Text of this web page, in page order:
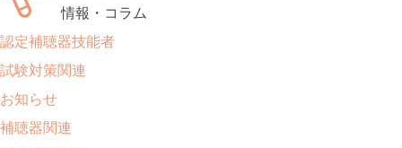
情報・コラム
認定補聴器技能者
試験対策関連
お知らせ
補聴器関連